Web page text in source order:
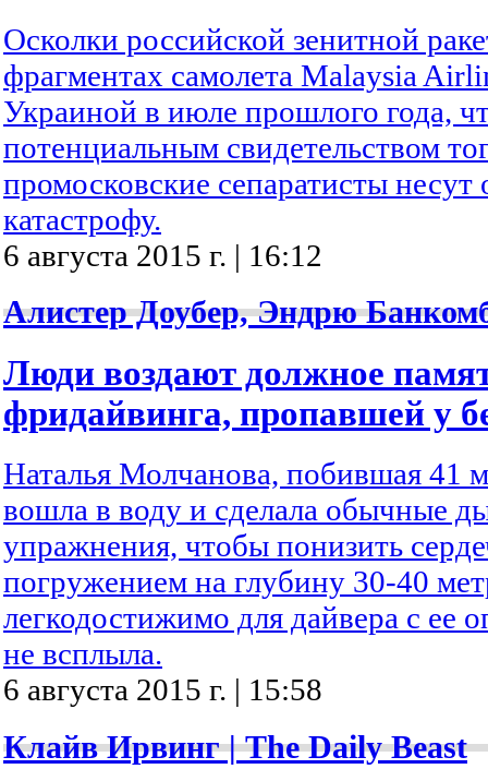
Осколки российской зенитной
фрагментах самолета Malaysia
Украиной в июле прошлого года,
потенциальным свидетельством
промосковские сепаратисты несут
катастрофу.
6 августа 2015 г. | 16:12
Алистер Доубер, Эндрю
Люди воздают должное
фридайвинга, пропавшей у
Наталья Молчанова, побившая 41
вошла в воду и сделала обычные
упражнения, чтобы понизить
погружением на глубину 30-40
легкодостижимо для дайвера с ее
не всплыла.
6 августа 2015 г. | 15:58
Клайв Ирвинг | The Daily Beast